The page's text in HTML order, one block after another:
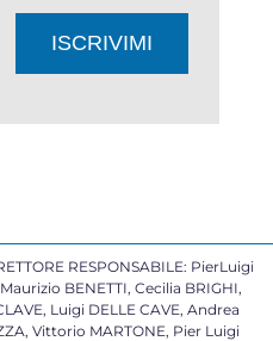
ISCRIVIMI
RESPONSABILE: PierLuigi
BENETTI, Cecilia BRIGHI,
Luigi DELLE CAVE, Andrea
Vittorio MARTONE, Pier Luigi